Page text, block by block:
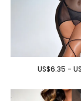
US$6.35 -